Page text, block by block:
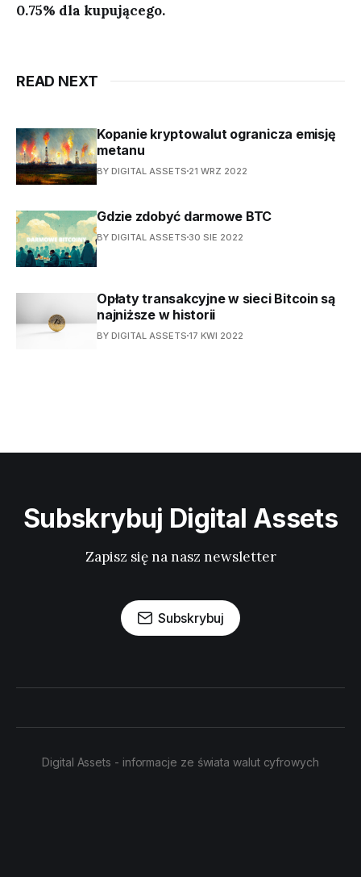
0.75% dla kupującego.
READ NEXT
Kopanie kryptowalut ogranicza emisję
metanu
BY DIGITAL ASSETS 21 WRZ 2022
Gdzie zdobyć darmowe BTC
BY DIGITAL ASSETS 30 SIE 2022
Opłaty transakcyjne w sieci Bitcoin są
najniższe w historii
BY DIGITAL ASSETS 17 KWI 2022
Subskrybuj Digital Assets
Zapisz się na nasz newsletter
Subskrybuj
Digital Assets - informacje ze świata walut cyfrowych